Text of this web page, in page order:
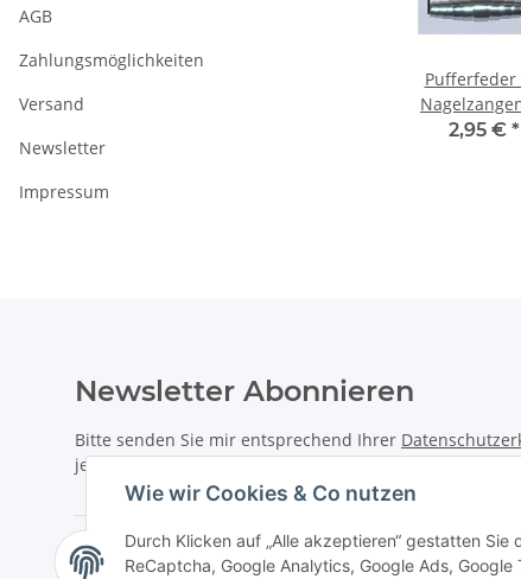
Wie wir Cookies & Co nutzen
Durch Klicken auf „Alle akzeptieren“ gestatten
ReCaptcha, Google Analytics, Google Ads,
mm
2,95 € *
AGB
Zahlungsmöglichkeiten
Versand
Newsletter
Impressum
Newsletter Abonnieren
Bitte senden Sie mir entsprechend Ihrer
jederzeit widerruflich Informationen zu Ihrem